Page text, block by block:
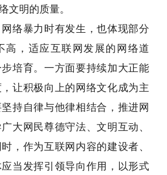
文明的质量。
暴力时有发生，也体现部分
高，适应互联网发展的网络道
培育。一方面要持续加大正能
让积极向上的网络文化成为主
持自律与他律相结合，推进网
大网民尊德守法、文明互动、
，作为互联网内容的建设者、
当发挥引领导向作用，以形式